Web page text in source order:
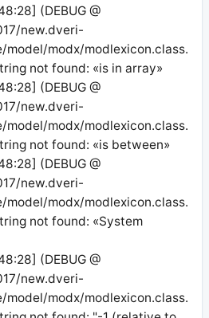
(DEBUG @
new.dveri-
modx/
not found: «is in array»
(DEBUG @
new.dveri-
modx/
not found: «is between»
(DEBUG @
new.dveri-
modx/
not found: «System
(DEBUG @
new.dveri-
modx/